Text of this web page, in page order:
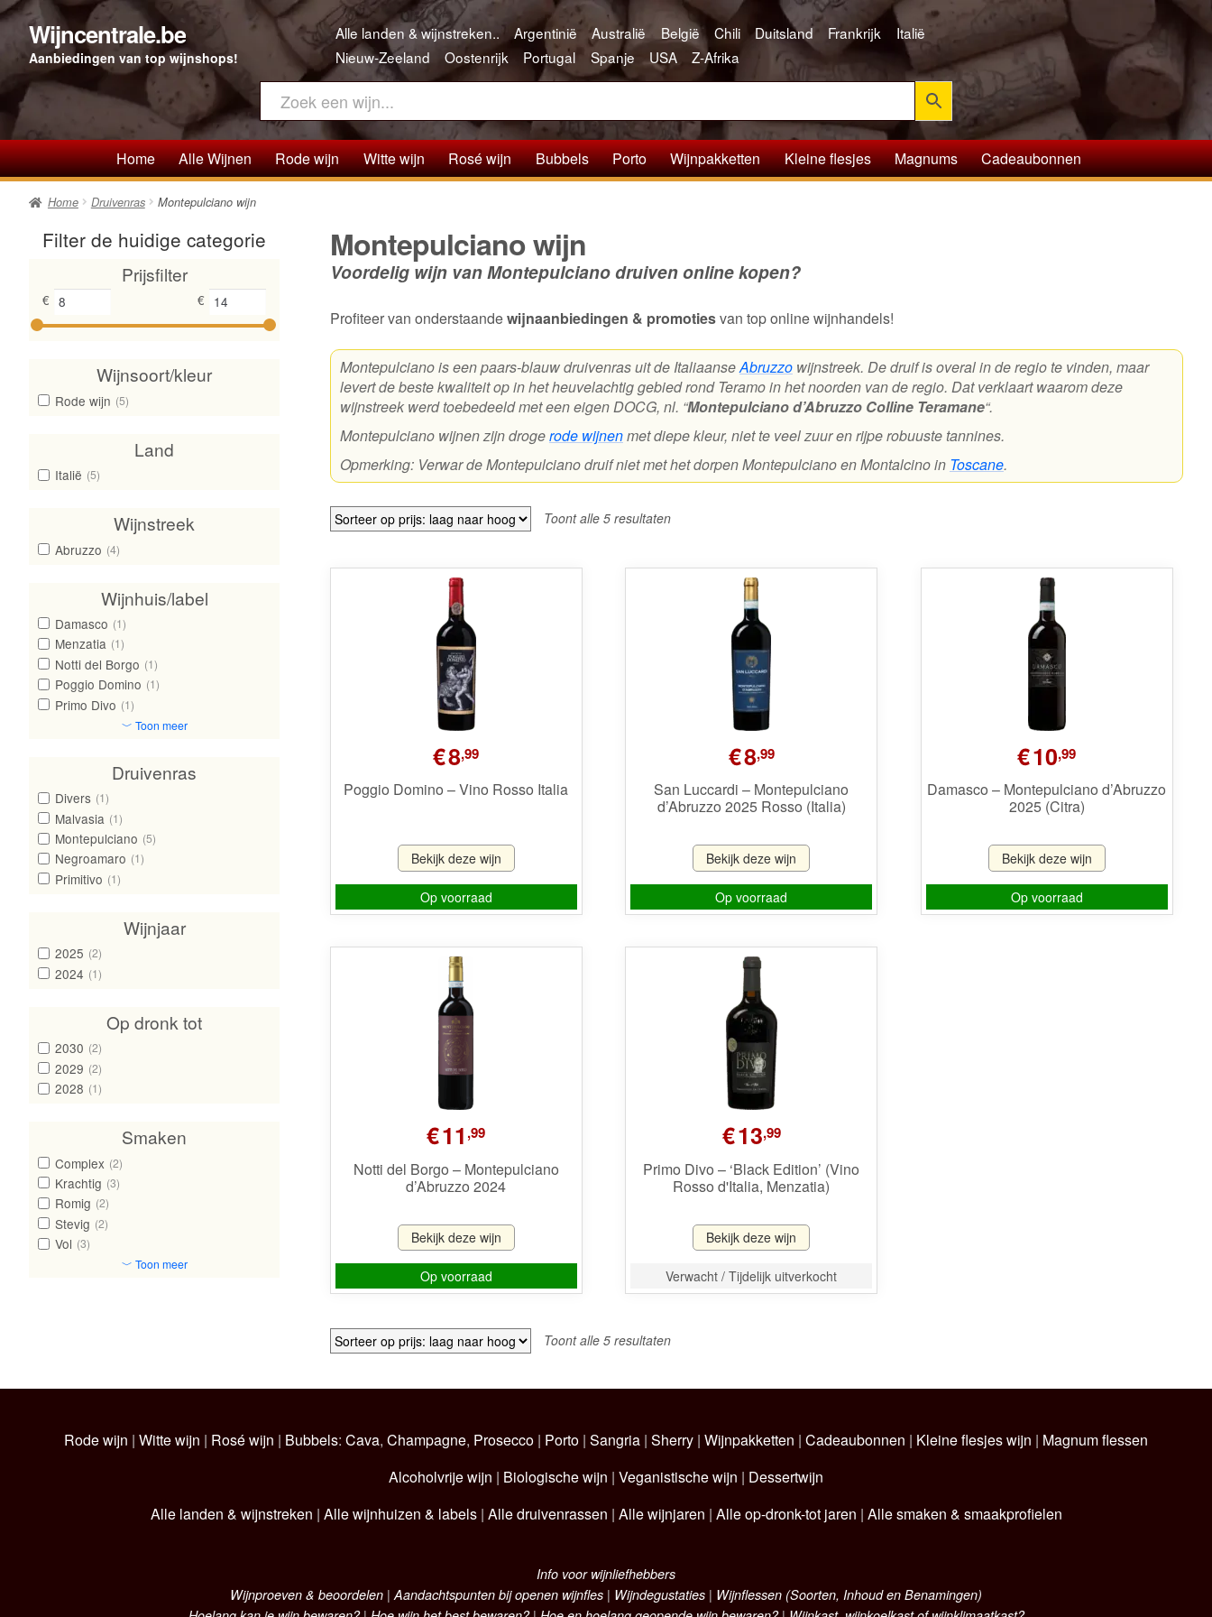
Ga
door
naar
navigatie
Ga
direct
naar
Wijncentrale.be
Aanbiedingen van top wijnshops!
Alle landen & wijnstreken.. Argentinië Australië België Chili Duitsland Frankrijk
Italië
Nieuw-Zeeland
Oostenrijk Portugal Spanje USA Z-Afrika
Home Alle Wijnen Rode wijn Witte wijn Rosé wijn Bubbels Porto Wijnpakketten Kleine flesjes Magnums Cadeaubonnen
Home Druivenras Montepulciano wijn
Montepulciano wijn
Voordelig wijn van Montepulciano druiven online kopen?
Profiteer van onderstaandewijnaanbiedingen & promotiesvan top online wijnhandels!
Montepulciano is een paars-blauw druivenras uit de ItaliaanseAbruzzowijnstreek. De druif is overal in de regio te vinden, maar
levert de beste kwaliteit op in het heuvelachtig gebied rond Teramo in het noorden van de regio. Dat verklaart waarom deze
wijnstreek werd toebedeeld met een eigen DOCG, nl. “Montepulciano d’Abruzzo Colline Teramane“.
Montepulciano wijnen zijn drogerode wijnenmet diepe kleur, niet te veel zuur en rijpe robuuste tannines.
Opmerking: Verwar de Montepulciano druif niet met het dorpen Montepulciano en Montalcino in Toscane.
Toont alle 5 resultatenGesorteerd
€8,99
Poggio Domino – Vino Rosso Italia
Bekijk deze wijn
Op voorraad
€8,99
San Luccardi – Montepulciano
d’Abruzzo 2025 Rosso (Italia)
Bekijk deze wijn
Op voorraad
€10,99
Damasco – Montepulciano d’Abruzzo
2025 (Citra)
Bekijk deze wijn
Op voorraad
€11 ,99
Notti del Borgo – Montepulciano
d’Abruzzo 2024
Bekijk deze wijn
Op voorraad
€13,99
Primo Divo – ‘Black Edition’ (Vino
Rosso d'Italia, Menzatia)
Bekijk deze wijn
Verwacht / Tijdelijk uitverkocht
Toont alle 5 resultatenGesorteerd
hoog
Filter de huidige categorie
Prijsfilter
€ €
Wijnsoort/kleur
Rode wijn (5)
Land
Italië (5)
Wijnstreek
Abruzzo (4)
Wijnhuis/label
Damasco (1)
Menzatia (1)
Notti del Borgo (1)
Poggio Domino (1)
Primo Divo (1)
﹀ Toon meer
Druivenras
Divers (1)
Malvasia (1)
Montepulciano (5)
Negroamaro (1)
Primitivo (1)
Wijnjaar
2025 (2)
2024 (1)
Op dronk tot
2030 (2)
2029 (2)
2028 (1)
Smaken
Complex (2)
Krachtig (3)
Romig (2)
Stevig (2)
Vol (3)
﹀ Toon meer
Rode wijn | Witte wijn | Rosé wijn | Bubbels: Cava, Champagne, Prosecco | Porto | Sangria | Sherry | Wijnpakketten | Cadeaubonnen | Kleine flesjes wijn | Magnum flessen
Alcoholvrije wijn | Biologische wijn | Veganistische wijn | Dessertwijn
Alle landen & wijnstreken | Alle wijnhuizen & labels| Alle druivenrassen | Alle wijnjaren | Alle op-dronk-tot jaren | Alle smaken & smaakprofielen
Info voor wijnliefhebbers
Wijnproeven & beoordelen |Aandachtspunten bij openen wijnfles | Wijndegustaties | Wijnflessen (Soorten, Inhoud en Benamingen)